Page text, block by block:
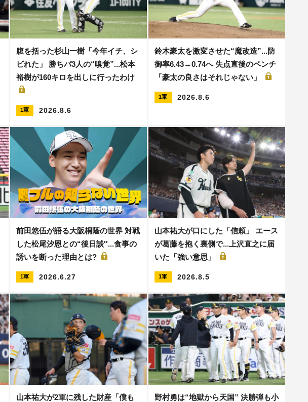
腹を括った杉山一樹「今年イチ、シ
ビれた」 勝ちパ3人の“嗅覚”...松本
裕樹が160キロを出しに行ったわけ
1軍 2026.8.6
鈴木豪太を激変させた“魔改造”...防
御率6.43→0.74へ 失点直後のベンチ
「豪太の良さはそれじゃない」
1軍 2026.8.6
前田悠伍が語る大阪桐蔭の世界 対戦
した松尾汐恩との“後日談′′...食事の
誘いを断った理由とは?
1軍 2026.6.27
山本祐大が口にした「信頼」 エース
が葛藤を抱く裏側で...上沢直之に届
いた「強い意思」
1軍 2026.8.5
山本祐大が2軍に残した財産「僕も 野村勇は“地獄から天国” 決勝弾も小